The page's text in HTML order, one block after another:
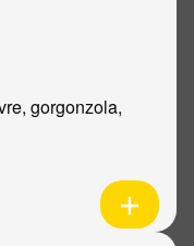
gorgonzola,